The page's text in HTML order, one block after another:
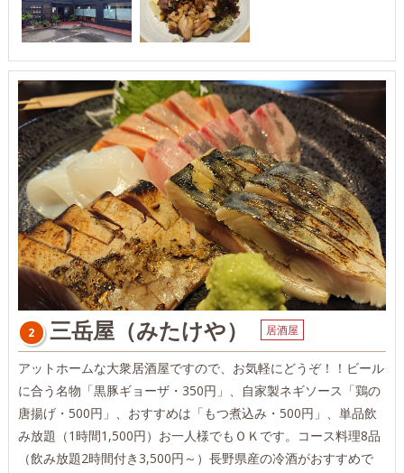
2 三岳屋（みたけや） 居酒屋
アットホームな大衆居酒屋ですので、お気軽にどうぞ！！ビール
に合う名物「黒豚ギョーザ・350円」、自家製ネギソース「鶏の
唐揚げ・500円」、おすすめは「もつ煮込み・500円」、単品飲
み放題（1時間1,500円）お一人様でもＯＫです。コース料理8品
（飲み放題2時間付き3,500円～）長野県産の冷酒がおすすめで